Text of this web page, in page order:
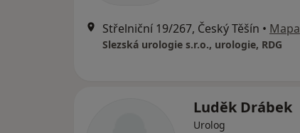
Střelniční 19/267, Český Těšín • Mapa
Slezská urologie s.r.o., urologie, RDG
Luděk Drábek
Urolog